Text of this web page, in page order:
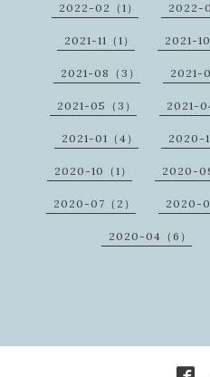
2022-02（1） 2022-
2021-11（1） 2021-10
2021-08（3） 2021-
2021-05（3） 2021-
2021-01（4） 2020-
2020-10（1） 2020-
2020-07（2） 2020-
2020-04（6）